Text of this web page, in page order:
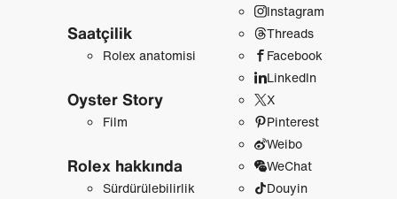
Saatçilik
Rolex anatomisi
Oyster Story
Film
Rolex hakkında
Sürdürülebilirlik
Instagram
Threads
Facebook
LinkedIn
X
Pinterest
Weibo
WeChat
Douyin